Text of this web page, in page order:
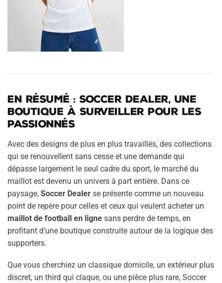
En résumé : Soccer Dealer, une
boutique à surveiller pour les
passionnés
Avec des designs de plus en plus travaillés, des collections
qui se renouvellent sans cesse et une demande qui
dépasse largement le seul cadre du sport, le marché du
maillot est devenu un univers à part entière. Dans ce
paysage, Soccer Dealer se présente comme un nouveau
point de repère pour celles et ceux qui veulent acheter un
maillot de football en ligne sans perdre de temps, en
profitant d’une boutique construite autour de la logique des
supporters.
Que vous cherchiez un classique domicile, un extérieur plus
discret, un third qui claque, ou une pièce plus rare, Soccer